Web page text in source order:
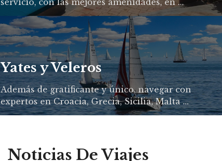
servicio, con las mejores amenidades, en ...
Yates y Veleros
Además de gratificante y único, navegar con
expertos en Croacia, Grecia, Sicilia, Malta ...
Noticias De Viajes